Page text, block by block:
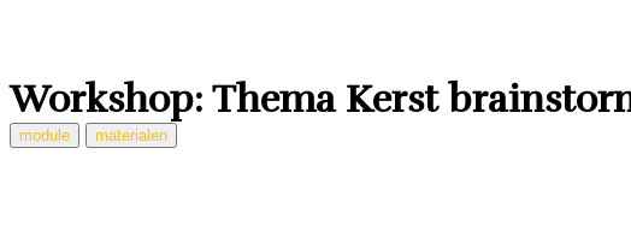
Workshop: Thema Kerst
module materialen